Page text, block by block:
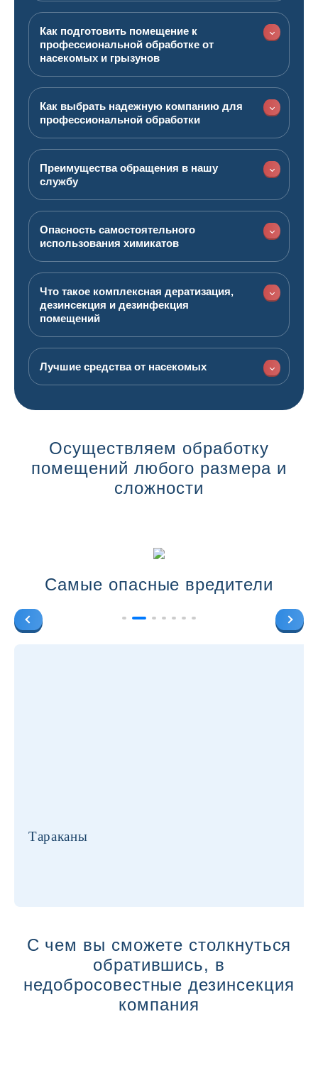
Как подготовить помещение к
профессиональной обработке от
насекомых и грызунов
Как выбрать надежную компанию для
профессиональной обработки
Преимущества обращения в нашу
службу
Опасность самостоятельного
использования химикатов
Что такое комплексная дератизация,
дезинсекция и дезинфекция
помещений
Лучшие средства от насекомых
Осуществляем обработку
помещений любого размера и
сложности
Самые опасные вредители
Тараканы
С чем вы сможете столкнуться
обратившись, в
недобросовестные дезинсекция
компания